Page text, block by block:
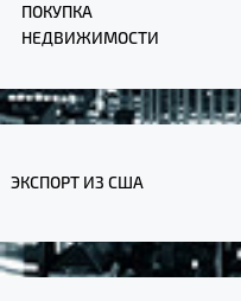
ПОКУПКА
НЕДВИЖИМОСТИ
ЭКСПОРТ ИЗ США